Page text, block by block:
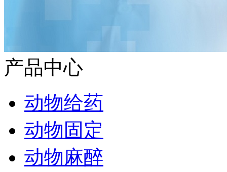
产品中心
动物给药
动物固定
动物麻醉